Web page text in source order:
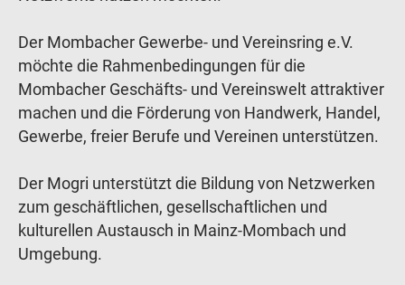
Der Mombacher Gewerbe- und Vereinsring e.V.
möchte die Rahmenbedingungen für die
Mombacher Geschäfts- und Vereinswelt attraktiver
machen und die Förderung von Handwerk, Handel,
Gewerbe, freier Berufe und Vereinen unterstützen.
Der Mogri unterstützt die Bildung von Netzwerken
zum geschäftlichen, gesellschaftlichen und
kulturellen Austausch in Mainz-Mombach und
Umgebung.